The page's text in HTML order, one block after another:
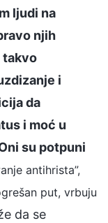
ljudi na
njih
takvo
i
da
i moć u
su potpuni
antihrista”,
put, vrbuju
da se